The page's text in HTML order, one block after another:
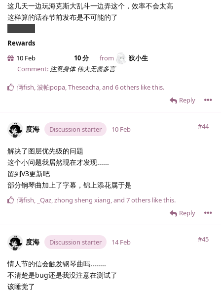
这几天一边玩海克斯大乱斗一边弄这个，效率不会太高
这样算的话春节前发布是不可能的了
Rewards
10 Feb
10 分 from
狄小生
Comment: 注意身体 伟大无需多言
Reply
俩fish,波帕popa,Theseacha, and 6others like this.
度海 Discussion starter #44
10 Feb
解决了图层优先级的问题
这个小问题我居然现在才发现......
留到V3更新吧
部分钢琴曲加上了字幕，锦上添花属于是
Reply
俩fish, _Qaz,zhong sheng xiang, and 7others like this.
度海 Discussion starter #45
14 Feb
情人节的信会触发钢琴曲吗........
不清楚是bug还是我没注意在测试了
该睡觉了